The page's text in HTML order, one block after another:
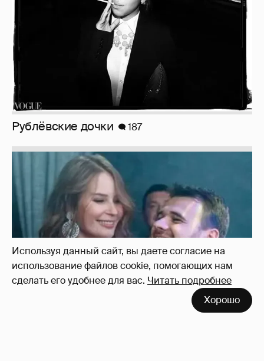
Используя данный сайт, вы даете согласие на
использование файлов cookie, помогающих нам
сделать его удобнее для вас. Читать подробнее
Хорошо
Неужели правда?